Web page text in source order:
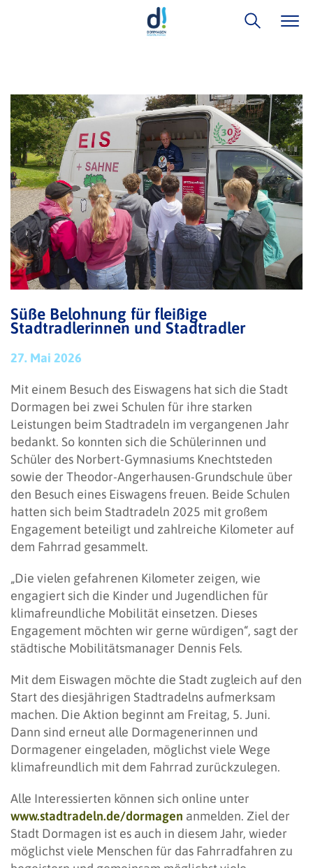
Süße Belohnung für fleißige
Stadtradlerinnen und Stadtradler
27. Mai 2026
Mit einem Besuch des Eiswagens hat sich die Stadt
Dormagen bei zwei Schulen für ihre starken
Leistungen beim Stadtradeln im vergangenen Jahr
bedankt. So konnten sich die Schülerinnen und
Schüler des Norbert-Gymnasiums Knechtsteden
sowie der Theodor-Angerhausen-Grundschule über
den Besuch eines Eiswagens freuen. Beide Schulen
hatten sich beim Stadtradeln 2025 mit großem
Engagement beteiligt und zahlreiche Kilometer auf
dem Fahrrad gesammelt.
„Die vielen gefahrenen Kilometer zeigen, wie
engagiert sich die Kinder und Jugendlichen für
klimafreundliche Mobilität einsetzen. Dieses
Engagement möchten wir gerne würdigen“, sagt der
städtische Mobilitätsmanager Dennis Fels.
Mit dem Eiswagen möchte die Stadt zugleich auf den
Start des diesjährigen Stadtradelns aufmerksam
machen. Die Aktion beginnt am Freitag, 5. Juni.
Dann sind erneut alle Dormagenerinnen und
Dormagener eingeladen, möglichst viele Wege
klimafreundlich mit dem Fahrrad zurückzulegen.
Alle Interessierten können sich online unter
www.stadtradeln.de/dormagen anmelden. Ziel der
Stadt Dormagen ist es auch in diesem Jahr, wieder
möglichst viele Menschen für das Fahrradfahren zu